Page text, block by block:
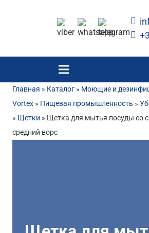
Главная » Каталог » Моющие и
Vortex » Пищевая промышленность »
» Щетки » Щетка для мытья посуды со
средний ворс